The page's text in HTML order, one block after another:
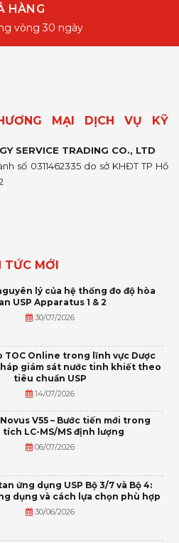
HÀNG
vòng 30 ngày
MẠI DỊCH VỤ KỸ
SERVICE TRADING CO., LTD
số 0311462335 do sở KHĐT TP Hồ
TỨC MỚI
lý của hệ thống đo độ hòa
USP Apparatus 1 & 2
30/07/2026
TOC Online trong lĩnh vực Dược
giám sát nước tinh khiết theo
tiêu chuẩn USP
14/07/2026
V55 – Bước tiến mới trong
tích LC-MS/MS định lượng
06/07/2026
ứng dụng USP Bộ 3/7 và Bộ 4:
dụng và cách lựa chọn phù hợp
30/06/2026